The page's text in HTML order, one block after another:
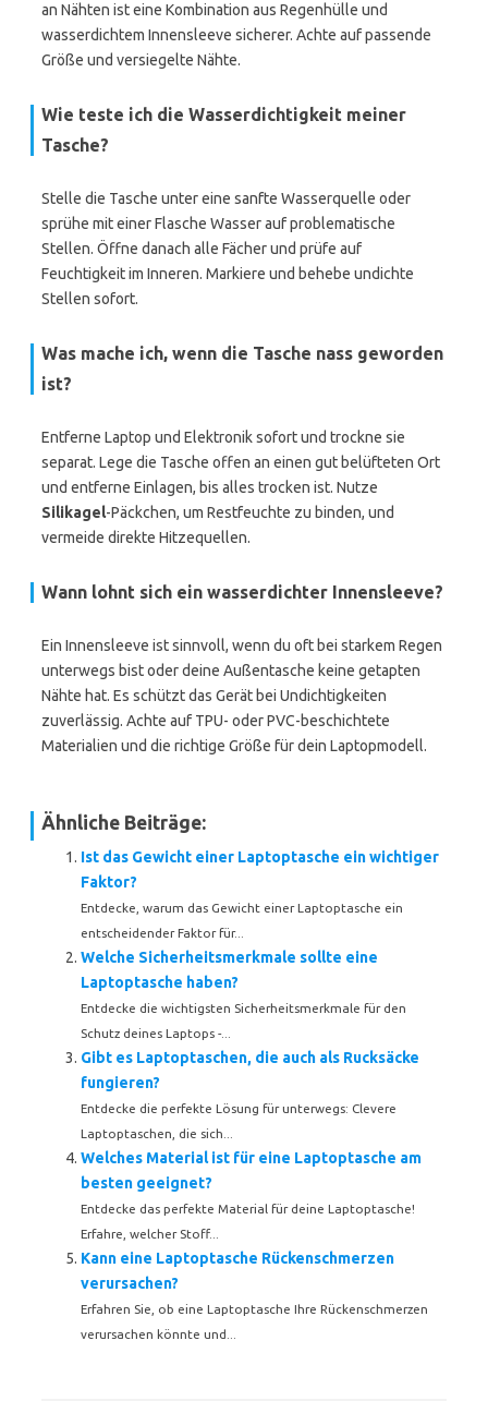
an Nähten ist eine Kombination aus Regenhülle und
wasserdichtem Innensleeve sicherer. Achte auf passende
Größe und versiegelte Nähte.
Wie teste ich die Wasserdichtigkeit meiner
Tasche?
Stelle die Tasche unter eine sanfte Wasserquelle oder
sprühe mit einer Flasche Wasser auf problematische
Stellen. Öffne danach alle Fächer und prüfe auf
Feuchtigkeit im Inneren. Markiere und behebe undichte
Stellen sofort.
Was mache ich, wenn die Tasche nass geworden
ist?
Entferne Laptop und Elektronik sofort und trockne sie
separat. Lege die Tasche offen an einen gut belüfteten Ort
und entferne Einlagen, bis alles trocken ist. Nutze
Silikagel-Päckchen, um Restfeuchte zu binden, und
vermeide direkte Hitzequellen.
Wann lohnt sich ein wasserdichter Innensleeve?
Ein Innensleeve ist sinnvoll, wenn du oft bei starkem Regen
unterwegs bist oder deine Außentasche keine getapten
Nähte hat. Es schützt das Gerät bei Undichtigkeiten
zuverlässig. Achte auf TPU- oder PVC-beschichtete
Materialien und die richtige Größe für dein Laptopmodell.
Ähnliche Beiträge:
Ist das Gewicht einer Laptoptasche ein wichtiger
Faktor?
Entdecke, warum das Gewicht einer Laptoptasche ein
entscheidender Faktor für...
Welche Sicherheitsmerkmale sollte eine
Laptoptasche haben?
Entdecke die wichtigsten Sicherheitsmerkmale für den
Schutz deines Laptops -...
Gibt es Laptoptaschen, die auch als Rucksäcke
fungieren?
Entdecke die perfekte Lösung für unterwegs: Clevere
Laptoptaschen, die sich...
Welches Material ist für eine Laptoptasche am
besten geeignet?
Entdecke das perfekte Material für deine Laptoptasche!
Erfahre, welcher Stoff...
Kann eine Laptoptasche Rückenschmerzen
verursachen?
Erfahren Sie, ob eine Laptoptasche Ihre Rückenschmerzen
verursachen könnte und...